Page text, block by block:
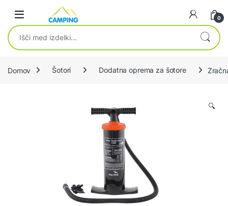
0
Išči:
Domov Šotori Dodatna oprema za šotore
🔍